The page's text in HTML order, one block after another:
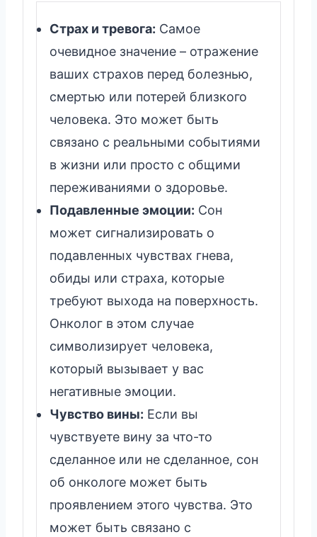
Страх и тревога: Самое
очевидное значение – отражение
ваших страхов перед болезнью,
смертью или потерей близкого
человека. Это может быть
связано с реальными событиями
в жизни или просто с общими
переживаниями о здоровье.
Подавленные эмоции: Сон
может сигнализировать о
подавленных чувствах гнева,
обиды или страха, которые
требуют выхода на поверхность.
Онколог в этом случае
символизирует человека,
который вызывает у вас
негативные эмоции.
Чувство вины: Если вы
чувствуете вину за что-то
сделанное или не сделанное, сон
об онкологе может быть
проявлением этого чувства. Это
может быть связано с